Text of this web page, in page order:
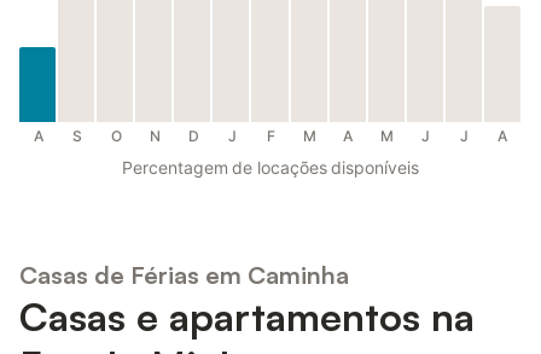
A S O N D J F M A M J J A
Percentagem de locações disponíveis
Casas de Férias em Caminha
Casas e apartamentos na